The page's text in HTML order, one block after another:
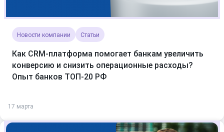
Новости компании Статьи
Как CRM-платформа помогает банкам увеличить
конверсию и снизить операционные расходы?
Опыт банков ТОП-20 РФ
17 марта